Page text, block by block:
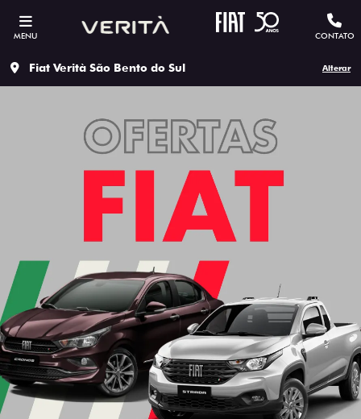
MENU CONTATO
Fiat Verità São Bento do Sul Alterar